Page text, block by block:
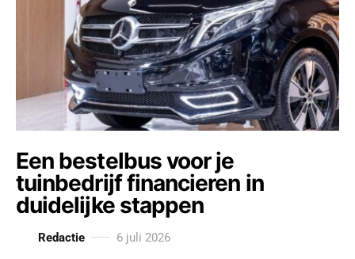
Een bestelbus voor je
tuinbedrijf financieren in
duidelijke stappen
Redactie 6 juli 2026